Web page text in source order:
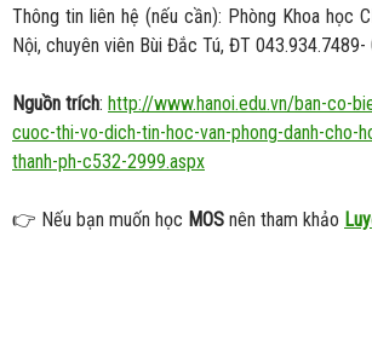
Thông tin liên hệ (nếu cần): Phòng Khoa học
Nội, chuyên viên Bùi Đắc Tú, ĐT
Nguồn trích: http://www.hanoi.edu.vn/ban-co-
cuoc-thi-vo-dich-tin-hoc-van-phong-danh-cho-
thanh-ph-c532-2999.aspx
👉 Nếu bạn muốn học MOS nên tham khảo